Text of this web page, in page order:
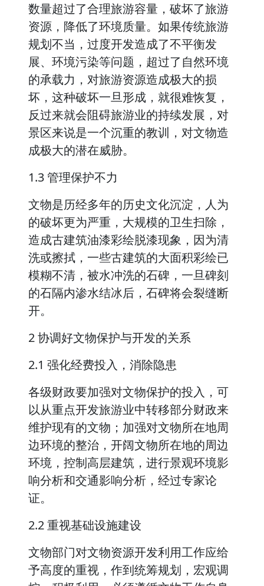
数量超过了合理旅游容量，破坏了旅游
资源，降低了环境质量。如果传统旅游
规划不当，过度开发造成了不平衡发
展、环境污染等问题，超过了自然环境
的承载力，对旅游资源造成极大的损
坏，这种破坏一旦形成，就很难恢复，
反过来就会阻碍旅游业的持续发展，对
景区来说是一个沉重的教训，对文物造
成极大的潜在威胁。
1.3 管理保护不力
文物是历经多年的历史文化沉淀，人为
的破坏更为严重，大规模的卫生扫除，
造成古建筑油漆彩绘脱漆现象，因为清
洗或擦拭，一些古建筑的大面积彩绘已
模糊不清，被水冲洗的石碑，一旦碑刻
的石隔内渗水结冰后，石碑将会裂缝断
开。
2 协调好文物保护与开发的关系
2.1 强化经费投入，消除隐患
各级财政要加强对文物保护的投入，可
以从重点开发旅游业中转移部分财政来
维护现有的文物；加强对文物所在地周
边环境的整治，开阔文物所在地的周边
环境，控制高层建筑，进行景观环境影
响分析和交通影响分析，经过专家论
证。
2.2 重视基础设施建设
文物部门对文物资源开发利用工作应给
予高度的重视，作到统筹规划，宏观调